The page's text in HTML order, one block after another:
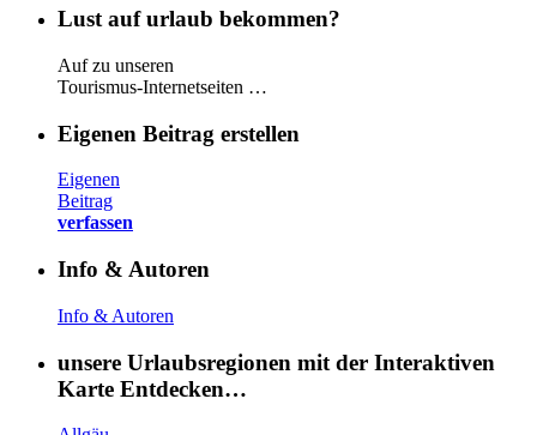
Lust auf urlaub bekommen?
Auf zu unseren
Tourismus-Internetseiten …
Eigenen Beitrag erstellen
Eigenen
Beitrag
verfassen
Info & Autoren
Info & Autoren
unsere Urlaubsregionen mit der Interaktiven
Karte Entdecken…